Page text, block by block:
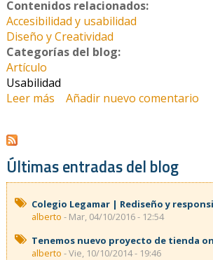
Contenidos relacionados:
Accesibilidad y usabilidad
Diseño y Creatividad
Categorías del blog:
Artículo
Usabilidad
Leer más sobre La inexperiencia del
Añadir nuevo comentario
Últimas entradas del blog
Colegio Legamar | Rediseño y
alberto - Mar, 04/10/2016 - 12:54
Tenemos nuevo proyecto de tienda
alberto - Vie, 10/10/2014 - 19:46